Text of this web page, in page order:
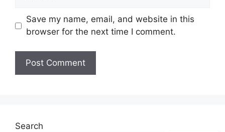
Save my name, email, and website in this
browser for the next time I comment.
Search